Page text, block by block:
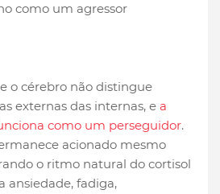
como um agressor
o cérebro não distingue
externas das internas, e a
como um perseguidor.
acionado mesmo
o ritmo natural do cortisol
ansiedade, fadiga,